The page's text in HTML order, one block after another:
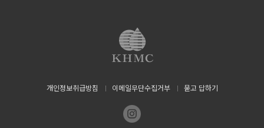
개인정보취급방침 이메일무단수집거부 묻고 답하기